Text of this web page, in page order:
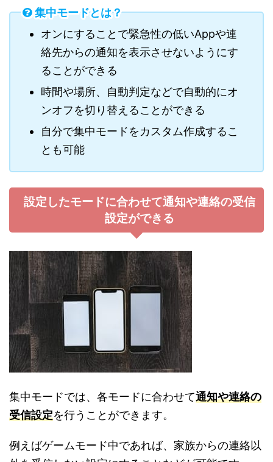
集中モードとは？
オンにすることで緊急性の低いAppや連
絡先からの通知を表示させないようにす
ることができる
時間や場所、自動判定などで自動的にオ
ンオフを切り替えることができる
自分で集中モードをカスタム作成するこ
とも可能
設定したモードに合わせて通知や連絡の受信
設定ができる
集中モードでは、各モードに合わせて通知や連絡の
受信設定を行うことができます。
例えばゲームモード中であれば、家族からの連絡以